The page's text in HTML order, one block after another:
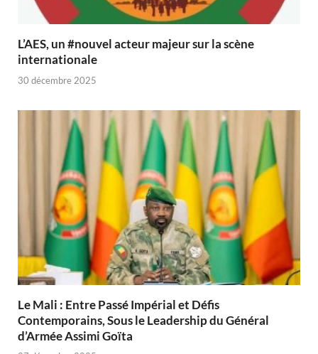
L’AES, un #nouvel acteur majeur sur la scène
internationale
30 décembre 2025
Le Mali : Entre Passé Impérial et Défis
Contemporains, Sous le Leadership du Général
d’Armée Assimi Goïta